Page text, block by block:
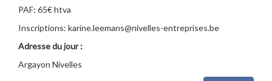
PAF: 65€ htva
Inscriptions: karine.leemans@nivelles-entreprises.be
Adresse du jour :
Argayon Nivelles